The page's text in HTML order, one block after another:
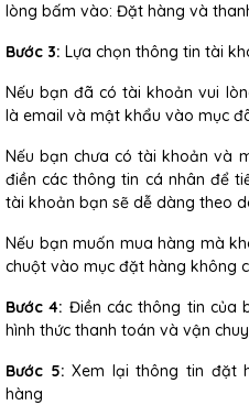
lòng bấm vào: Đặt hàng và
Bước 3: Lựa chọn thông tin tài
Nếu bạn đã có tài khoản vui
là email và mật khẩu vào mục
Nếu bạn chưa có tài khoản và
điền các thông tin cá nhân để
tài khoản bạn sẽ dễ dàng theo
Nếu bạn muốn mua hàng mà
chuột vào mục đặt hàng không
Bước 4: Điền các thông tin của
hình thức thanh toán và vận
Bước 5: Xem lại thông tin đặt
hàng